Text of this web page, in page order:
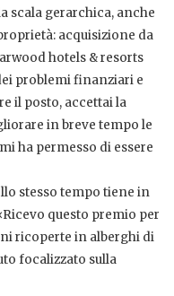
scala gerarchica, anche
acquisizione da
hotels & resorts
problemi finanziari e
il posto, accettai la
in breve tempo le
ha permesso di essere
stesso tempo tiene in
questo premio per
ricoperte in alberghi di
focalizzato sulla